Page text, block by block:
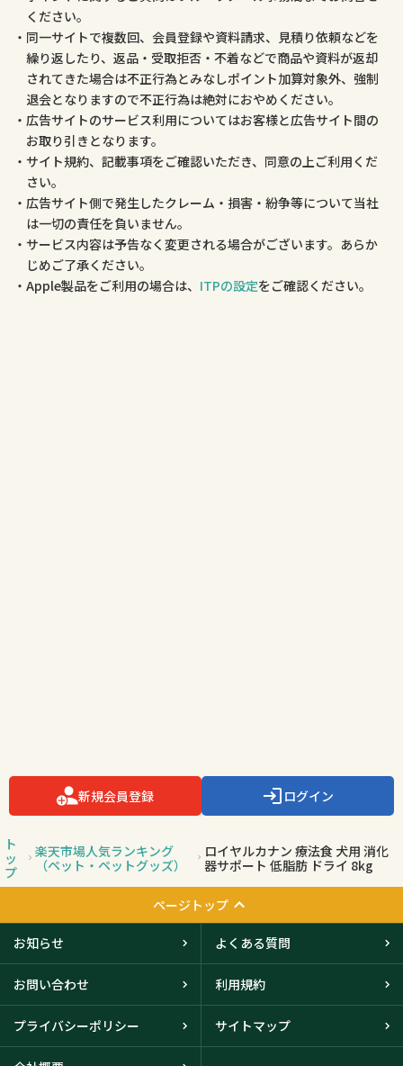
ください。
同一サイトで複数回、会員登録や資料請求、見積り依頼などを
繰り返したり、返品・受取拒否・不着などで商品や資料が返却
されてきた場合は不正行為とみなしポイント加算対象外、強制
退会となりますので不正行為は絶対におやめください。
広告サイトのサービス利用についてはお客様と広告サイト間の
お取り引きとなります。
サイト規約、記載事項をご確認いただき、同意の上ご利用くだ
さい。
広告サイト側で発生したクレーム・損害・紛争等について当社
は一切の責任を負いません。
サービス内容は予告なく変更される場合がございます。あらか
じめご了承ください。
Apple製品をご利用の場合は、 ITPの設定をご確認ください。
新規会員登録 ログイン
ト
ッ
プ
楽天市場人気ランキング
（ペット・ペットグッズ）
ロイヤルカナン 療法食 犬用 消化
器サポート 低脂肪 ドライ 8kg
ページトップ
お知らせ よくある質問
お問い合わせ 利用規約
プライバシーポリシー サイトマップ